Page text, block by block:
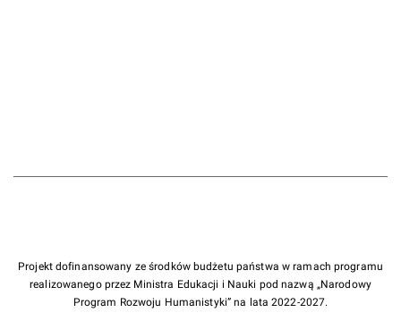
Projekt dofinansowany ze środków budżetu państwa w ramach programu
realizowanego przez Ministra Edukacji i Nauki pod nazwą „Narodowy
Program Rozwoju Humanistyki” na lata 2022-2027.